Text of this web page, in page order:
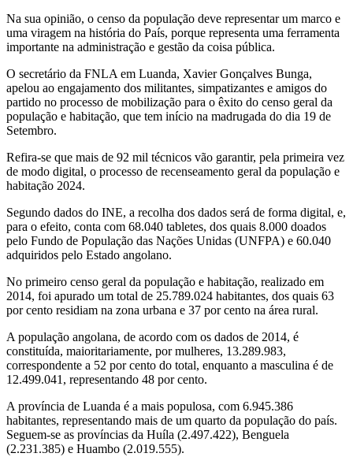
Na sua opinião, o censo da população deve representar um marco e
uma viragem na história do País, porque representa uma ferramenta
importante na administração e gestão da coisa pública.
O secretário da FNLA em Luanda, Xavier Gonçalves Bunga,
apelou ao engajamento dos militantes, simpatizantes e amigos do
partido no processo de mobilização para o êxito do censo geral da
população e habitação, que tem início na madrugada do dia 19 de
Setembro.
Refira-se que mais de 92 mil técnicos vão garantir, pela primeira vez
de modo digital, o processo de recenseamento geral da população e
habitação 2024.
Segundo dados do INE, a recolha dos dados será de forma digital, e,
para o efeito, conta com 68.040 tabletes, dos quais 8.000 doados
pelo Fundo de População das Nações Unidas (UNFPA) e 60.040
adquiridos pelo Estado angolano.
No primeiro censo geral da população e habitação, realizado em
2014, foi apurado um total de 25.789.024 habitantes, dos quais 63
por cento residiam na zona urbana e 37 por cento na área rural.
A população angolana, de acordo com os dados de 2014, é
constituída, maioritariamente, por mulheres, 13.289.983,
correspondente a 52 por cento do total, enquanto a masculina é de
12.499.041, representando 48 por cento.
A província de Luanda é a mais populosa, com 6.945.386
habitantes, representando mais de um quarto da população do país.
Seguem-se as províncias da Huíla (2.497.422), Benguela
(2.231.385) e Huambo (2.019.555).